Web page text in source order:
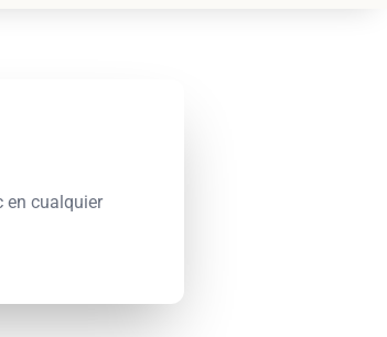
en cualquier